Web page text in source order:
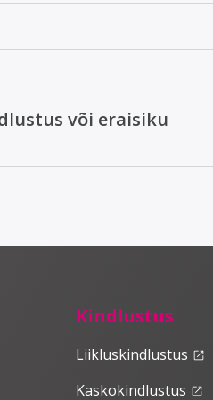
või eraisiku
Kindlustus
Liikluskindlustus launch
Kaskokindlustus launch